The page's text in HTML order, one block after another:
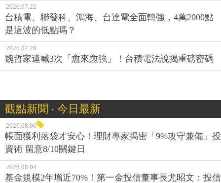
2026.07.22
台積電、聯發科、鴻海、台達電全面轉強，4萬2000點
是這波的低點嗎？
2026.07.20
魏哲家連喊3次「愈來愈強」！台積電法說揭重磅密碼
觀點新聞 ‧ 今日最新
2026.08.06
帳面獲利落袋才安心！理財專家揭密「9%攻守兼備」投
資術 留意8/10關鍵日
2026.08.04
基金規模2年增近70%！第一金投信董事長尤昭文：投信